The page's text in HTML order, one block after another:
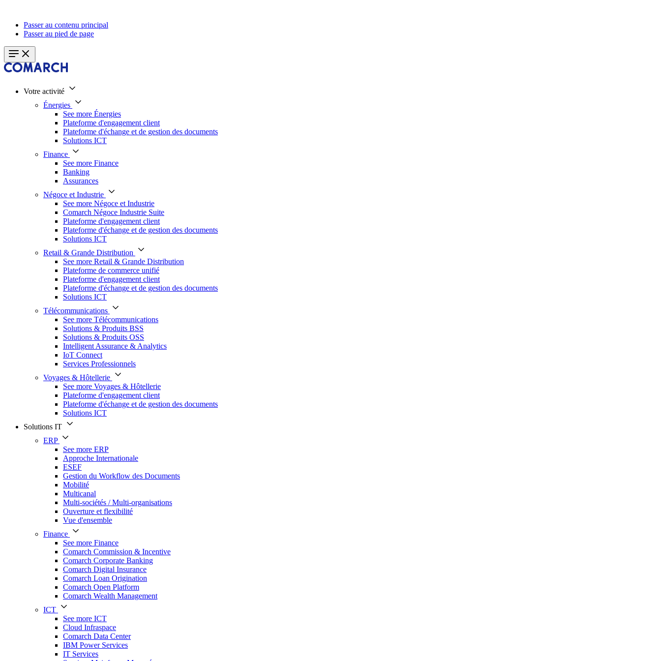
Passer au contenu principal
Passer au pied de page
Votre activité
Énergies
See more Énergies
Plateforme d'engagement client
Plateforme d'échange et de gestion des documents
Solutions ICT
Finance
See more Finance
Banking
Assurances
Négoce et Industrie
See more Négoce et Industrie
Comarch Négoce Industrie Suite
Plateforme d'engagement client
Plateforme d'échange et de gestion des documents
Solutions ICT
Retail & Grande Distribution
See more Retail & Grande Distribution
Plateforme de commerce unifié
Plateforme d'engagement client
Plateforme d'échange et de gestion des documents
Solutions ICT
Télécommunications
See more Télécommunications
Solutions & Produits BSS
Solutions & Produits OSS
Intelligent Assurance & Analytics
IoT Connect
Services Professionnels
Voyages & Hôtellerie
See more Voyages & Hôtellerie
Plateforme d'engagement client
Plateforme d'échange et de gestion des documents
Solutions ICT
Solutions IT
ERP
See more ERP
Approche Internationale
ESEF
Gestion du Workflow des Documents
Mobilité
Multicanal
Multi-sociétés / Multi-organisations
Ouverture et flexibilité
Vue d'ensemble
Finance
See more Finance
Comarch Commission & Incentive
Comarch Corporate Banking
Comarch Digital Insurance
Comarch Loan Origination
Comarch Open Platform
Comarch Wealth Management
ICT
See more ICT
Cloud Infraspace
Comarch Data Center
IBM Power Services
IT Services